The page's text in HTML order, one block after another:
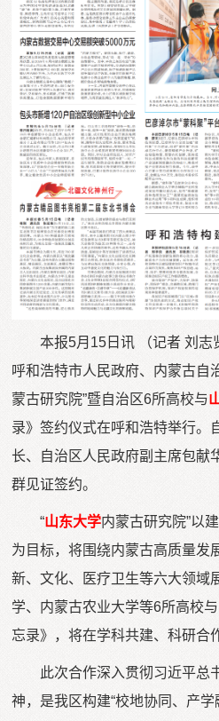
本报5月15日讯 （记者 刘志
呼和浩特市人民政府、内蒙古自
蒙古研究院”暨自治区6所高校与
录》签约仪式在呼和浩特举行。
长、自治区人民政府副主席包献
群见证签约。
“山东大学内蒙古研究院”以
为目标，将围绕内蒙古高质量发
新、文化、医疗卫生等六大领域
学、内蒙古农业大学等6所高校与
忘录》，将在学科共建、科研合
此次合作深入贯彻习近平总
神，是我区构建“校地协同、产